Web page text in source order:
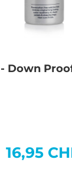
Down
16,95